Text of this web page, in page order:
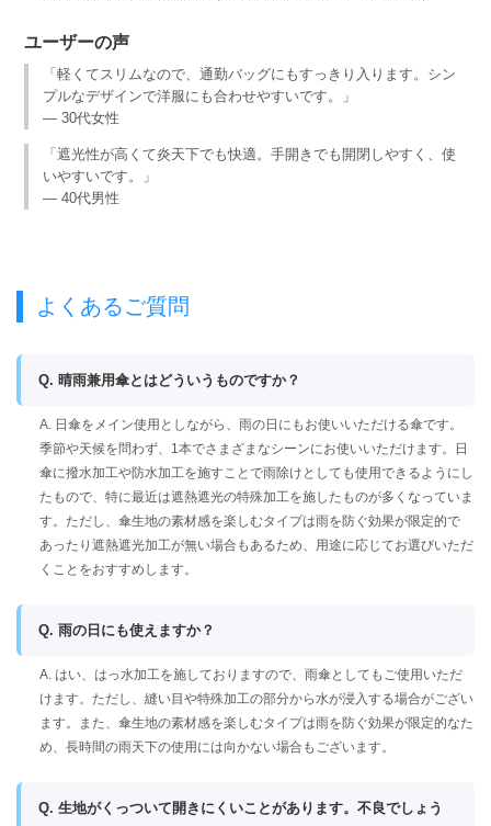
ユーザーの声
「軽くてスリムなので、通勤バッグにもすっきり入ります。シン
プルなデザインで洋服にも合わせやすいです。」
— 30代女性
「遮光性が高くて炎天下でも快適。手開きでも開閉しやすく、使
いやすいです。」
— 40代男性
よくあるご質問
Q. 晴雨兼用傘とはどういうものですか？
A. 日傘をメイン使用としながら、雨の日にもお使いいただける傘です。
季節や天候を問わず、1本でさまざまなシーンにお使いいただけます。日
傘に撥水加工や防水加工を施すことで雨除けとしても使用できるようにし
たもので、特に最近は遮熱遮光の特殊加工を施したものが多くなっていま
す。ただし、傘生地の素材感を楽しむタイプは雨を防ぐ効果が限定的で
あったり遮熱遮光加工が無い場合もあるため、用途に応じてお選びいただ
くことをおすすめします。
Q. 雨の日にも使えますか？
A. はい、はっ水加工を施しておりますので、雨傘としてもご使用いただ
けます。ただし、縫い目や特殊加工の部分から水が浸入する場合がござい
ます。また、傘生地の素材感を楽しむタイプは雨を防ぐ効果が限定的なた
め、長時間の雨天下の使用には向かない場合もございます。
Q. 生地がくっついて開きにくいことがあります。不良でしょう